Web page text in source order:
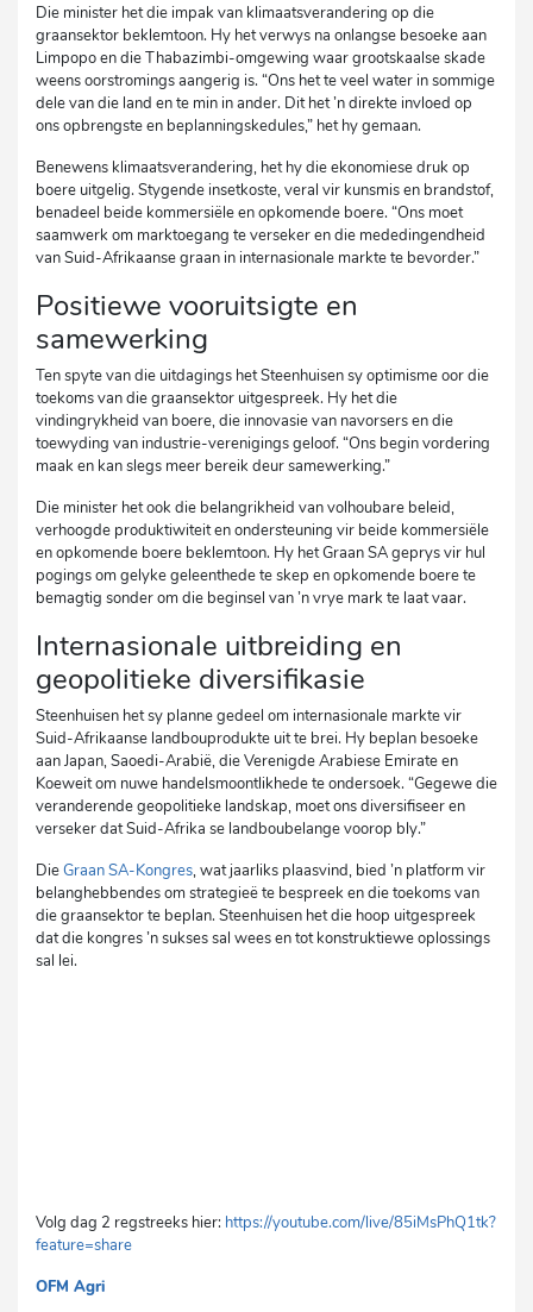
Die minister het die impak van klimaatsverandering op die
graansektor beklemtoon. Hy het verwys na onlangse besoeke aan
Limpopo en die Thabazimbi-omgewing waar grootskaalse skade
weens oorstromings aangerig is. “Ons het te veel water in sommige
dele van die land en te min in ander. Dit het ’n direkte invloed op
ons opbrengste en beplanningskedules,” het hy gemaan.
Benewens klimaatsverandering, het hy die ekonomiese druk op
boere uitgelig. Stygende insetkoste, veral vir kunsmis en brandstof,
benadeel beide kommersiële en opkomende boere. “Ons moet
saamwerk om marktoegang te verseker en die mededingendheid
van Suid-Afrikaanse graan in internasionale markte te bevorder.”
Positiewe vooruitsigte en
samewerking
Ten spyte van die uitdagings het Steenhuisen sy optimisme oor die
toekoms van die graansektor uitgespreek. Hy het die
vindingrykheid van boere, die innovasie van navorsers en die
toewyding van industrie-verenigings geloof. “Ons begin vordering
maak en kan slegs meer bereik deur samewerking.”
Die minister het ook die belangrikheid van volhoubare beleid,
verhoogde produktiwiteit en ondersteuning vir beide kommersiële
en opkomende boere beklemtoon. Hy het Graan SA geprys vir hul
pogings om gelyke geleenthede te skep en opkomende boere te
bemagtig sonder om die beginsel van ’n vrye mark te laat vaar.
Internasionale uitbreiding en
geopolitieke diversifikasie
Steenhuisen het sy planne gedeel om internasionale markte vir
Suid-Afrikaanse landbouprodukte uit te brei. Hy beplan besoeke
aan Japan, Saoedi-Arabië, die Verenigde Arabiese Emirate en
Koeweit om nuwe handelsmoontlikhede te ondersoek. “Gegewe die
veranderende geopolitieke landskap, moet ons diversifiseer en
verseker dat Suid-Afrika se landboubelange voorop bly.”
DieGraan SA-Kongres, wat jaarliks plaasvind, bied ’n platform vir
belanghebbendes om strategieë te bespreek en die toekoms van
die graansektor te beplan. Steenhuisen het die hoop uitgespreek
dat die kongres ’n sukses sal wees en tot konstruktiewe oplossings
sal lei.
Volg dag 2 regstreeks hier: https://youtube.com/live/85iMsPhQ1tk?
feature=share
OFM Agri